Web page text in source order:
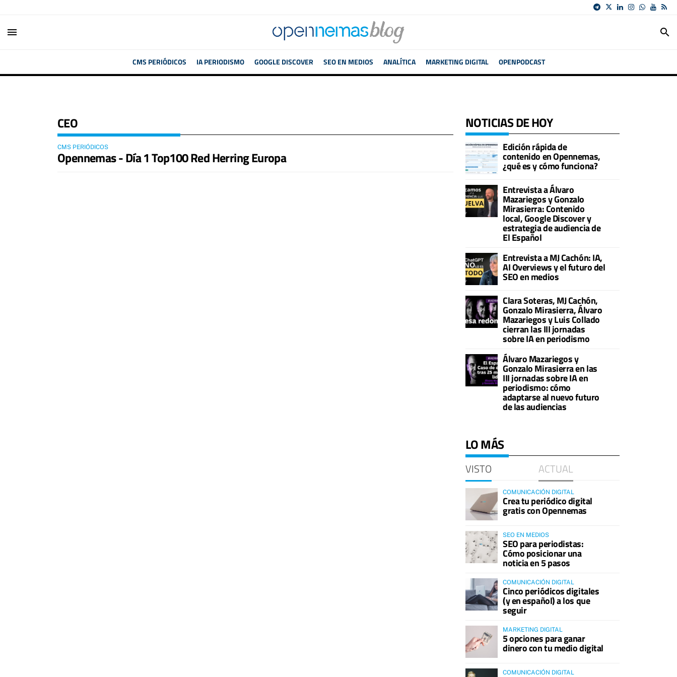
menu search
CMS PERIÓDICOS IA PERIODISMO GOOGLE DISCOVER SEO EN MEDIOS ANALÍTICA MARKETING DIGITAL OPENPODCAST
CEO
CMS PERIÓDICOS
Opennemas - Día 1 Top100 Red Herring Europa
NOTICIAS DE HOY
Edición rápida de
contenido en Opennemas,
¿qué es y cómo funciona?
Entrevista a Álvaro
Mazariegos y Gonzalo
Mirasierra: Contenido
local, Google Discover y
estrategia de audiencia de
El Español
Entrevista a MJ Cachón: IA,
AI Overviews y el futuro del
SEO en medios
Clara Soteras, MJ Cachón,
Gonzalo Mirasierra, Álvaro
Mazariegos y Luis Collado
cierran las III jornadas
sobre IA en periodismo
Álvaro Mazariegos y
Gonzalo Mirasierra en las
III jornadas sobre IA en
periodismo: cómo
adaptarse al nuevo futuro
de las audiencias
LO MÁS
VISTO ACTUAL
COMUNICACIÓN DIGITAL
Crea tu periódico digital
gratis con Opennemas
SEO EN MEDIOS
SEO para periodistas:
Cómo posicionar una
noticia en 5 pasos
COMUNICACIÓN DIGITAL
Cinco periódicos digitales
(y en español) a los que
seguir
MARKETING DIGITAL
5 opciones para ganar
dinero con tu medio digital
COMUNICACIÓN DIGITAL